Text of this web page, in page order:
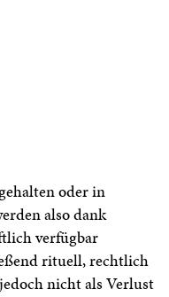
oder in
also dank
verfügbar
rituell, rechtlich
nicht als Verlust